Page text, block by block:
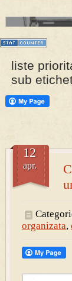
PRESA
liste
sub
12
apr.
organizata,